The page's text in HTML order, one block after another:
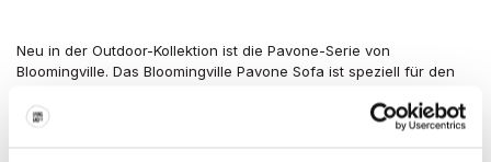
Neu in der Outdoor-Kollektion ist die Pavone-Serie von
Bloomingville. Das Bloomingville Pavone Sofa ist speziell für den
Rücken- und Armlehnen aus Polyester. Abmessungen